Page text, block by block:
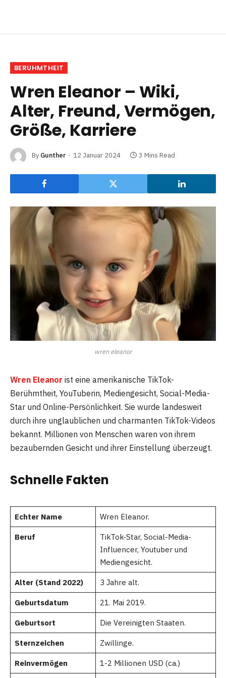
BERUHMTHEIT
Wren Eleanor – Wiki,
Alter, Freund, Vermögen,
Größe, Karriere
By Gunther 12 Januar 2024 3 Mins Read
wren eleanor
Wren Eleanor ist eine amerikanische TikTok-
Berühmtheit, YouTuberin, Mediengesicht, Social-Media-
Star und Online-Persönlichkeit. Sie wurde landesweit
durch ihre unglaublichen und charmanten TikTok-Videos
bekannt. Millionen von Menschen waren von ihrem
bezaubernden Gesicht und ihrer Einstellung überzeugt.
Schnelle Fakten
Echter Name Wren Eleanor.
Beruf
TikTok-Star, Social-Media-
Influencer, Youtuber und
Mediengesicht.
Alter (Stand 2022) 3 Jahre alt.
Geburtsdatum 21. Mai 2019.
Geburtsort Die Vereinigten Staaten.
Sternzeichen Zwillinge.
Reinvermögen 1-2 Millionen USD (ca.)